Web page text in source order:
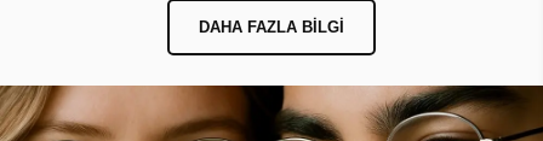
DAHA FAZLA BILGI